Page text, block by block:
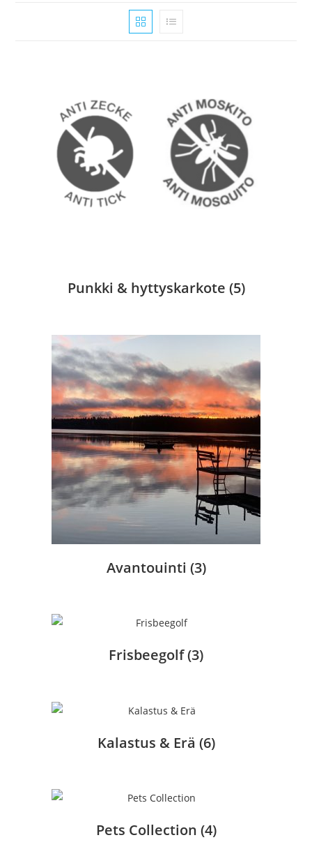
Punkki & hyttyskarkote (5)
Avantouinti (3)
Frisbeegolf(3)
Kalastus & Erä (6)
Pets Collection (4)